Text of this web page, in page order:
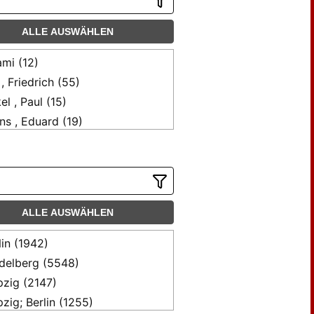
ALLE AUSWÄHLEN
(12)
Friedrich (55)
, Paul (15)
, Eduard (19)
Th. (12)
Theodor (12)
, Karl (28)
K. (12)
, Paul (12)
, Paul (37)
, F. J. (15)
ALLE AUSWÄHLEN
(1942)
(5548)
(2147)
Berlin (1255)